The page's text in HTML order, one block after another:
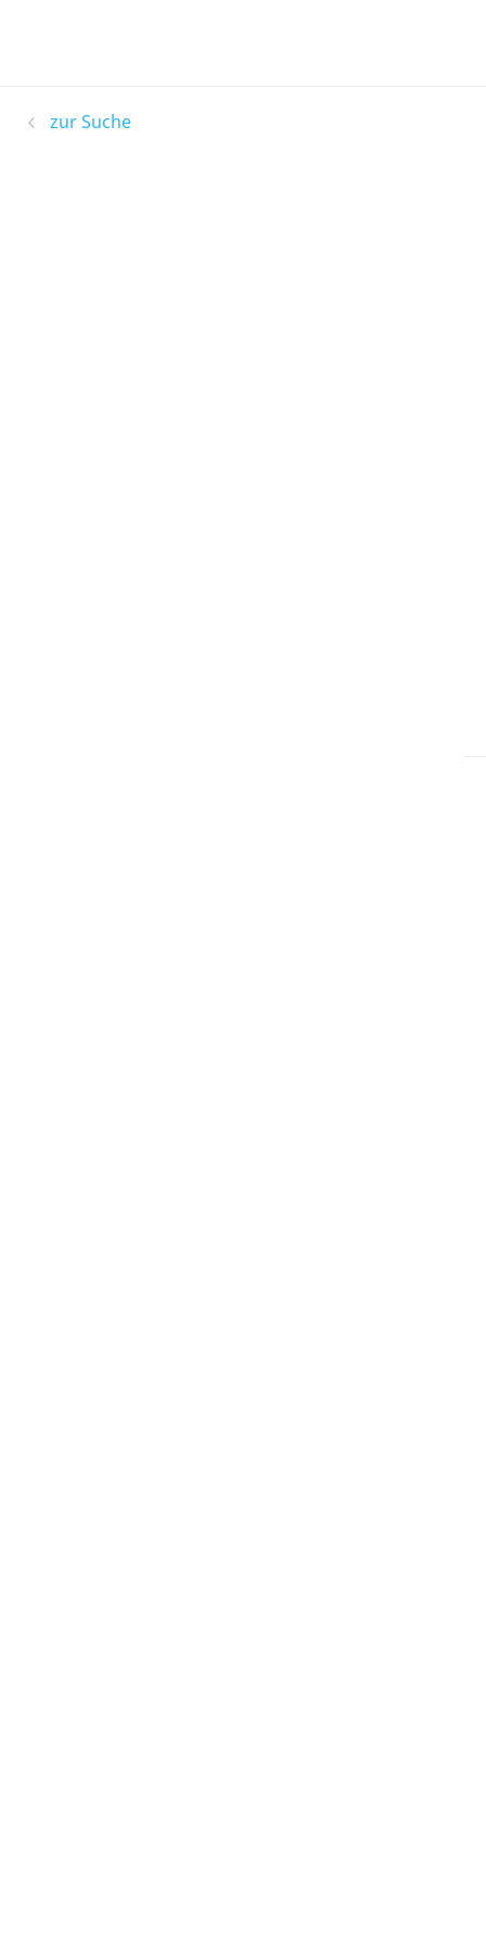
zur Suche